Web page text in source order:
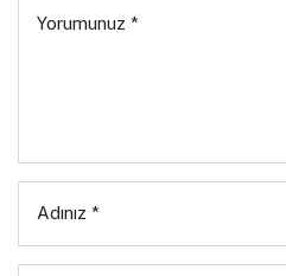
Yorumunuz *
Adınız *